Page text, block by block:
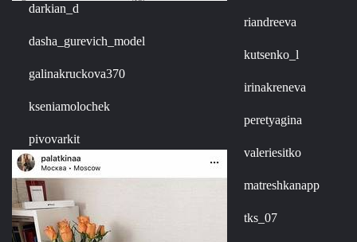
darkian_d
dasha_gurevich_model
galinakruckova370
kseniamolochek
pivovarkit
riandreeva
kutsenko_l
irinakreneva
peretyagina
valeriesitko
matreshkanapp
tks_07